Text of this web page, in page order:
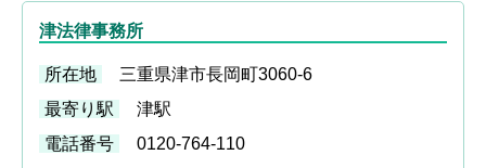
津法律事務所
所在地
三重県津市長岡町3060-6
最寄り駅
津駅
電話番号
0120-764-110